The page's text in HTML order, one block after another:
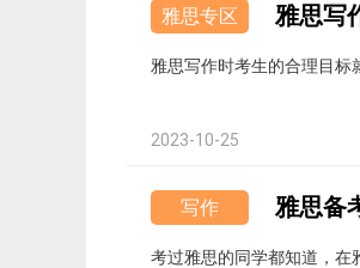
雅思专区 雅思写
雅思写作时考生的合理目标
2023-10-25
写作 雅思备
考过雅思的同学都知道，在